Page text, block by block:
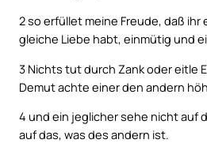
2so erfüllet meine Freude, daß ihr
gleiche Liebe habt, einmütig und
3 Nichts tut durch Zank oder eitle
Demut achte einer den andern
4 und ein jeglicher sehe nicht auf
auf das, was des andern ist.